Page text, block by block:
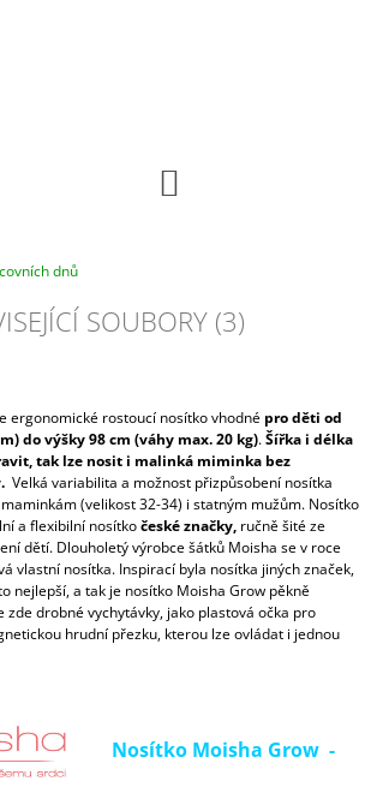
dnů
SOUBORY (3)
ergonomické rostoucí nosítko vhodné pro děti od
do výšky 98 cm (váhy max. 20 kg).Šířka i délka
tak lze nosit i malinká miminka bez
Velká variabilita a možnost přizpůsobení nosítka
(velikost 32-34) i statným mužům. Nosítko
a flexibilní nosítkočeské značky, ručně šité ze
dětí. Dlouholetý výrobce šátků Moisha se v roce
vlastní nosítka. Inspirací byla nosítka jiných značek,
nejlepší, a tak je nosítko Moisha Grow pěkně
zde drobné vychytávky, jako plastová očka pro
hrudní přezku, kterou lze ovládat i jednou
Nosítko Moisha Grow -